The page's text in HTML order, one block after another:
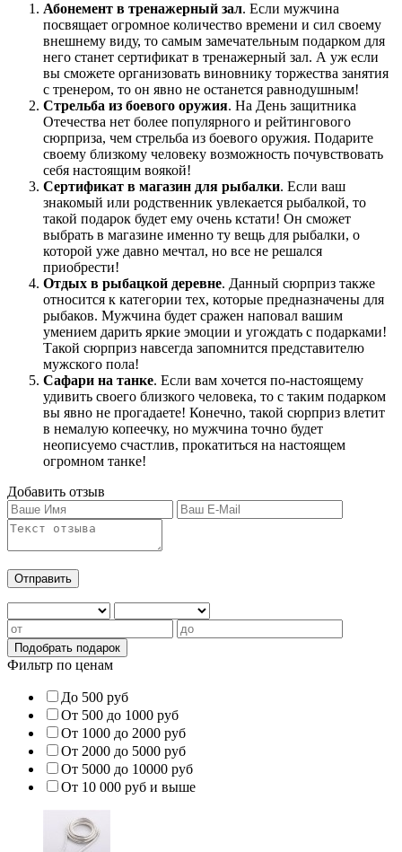
Абонемент в тренажерный зал. Если мужчина
посвящает огромное количество времени и сил своему
внешнему виду, то самым замечательным подарком для
него станет сертификат в тренажерный зал. А уж если
вы сможете организовать виновнику торжества занятия
с тренером, то он явно не останется равнодушным!
Стрельба из боевого оружия. На День защитника
Отечества нет более популярного и рейтингового
сюрприза, чем стрельба из боевого оружия. Подарите
своему близкому человеку возможность почувствовать
себя настоящим воякой!
Сертификат в магазин для рыбалки. Если ваш
знакомый или родственник увлекается рыбалкой, то
такой подарок будет ему очень кстати! Он сможет
выбрать в магазине именно ту вещь для рыбалки, о
которой уже давно мечтал, но все не решался
приобрести!
Отдых в рыбацкой деревне. Данный сюрприз также
относится к категории тех, которые предназначены для
рыбаков. Мужчина будет сражен наповал вашим
умением дарить яркие эмоции и угождать с подарками!
Такой сюрприз навсегда запомнится представителю
мужского пола!
Сафари на танке. Если вам хочется по-настоящему
удивить своего близкого человека, то с таким подарком
вы явно не прогадаете! Конечно, такой сюрприз влетит
в немалую копеечку, но мужчина точно будет
неописуемо счастлив, прокатиться на настоящем
огромном танке!
Добавить отзыв
Фильтр по ценам
До 500 руб
От 500 до 1000 руб
От 1000 до 2000 руб
От 2000 до 5000 руб
От 5000 до 10000 руб
От 10 000 руб и выше